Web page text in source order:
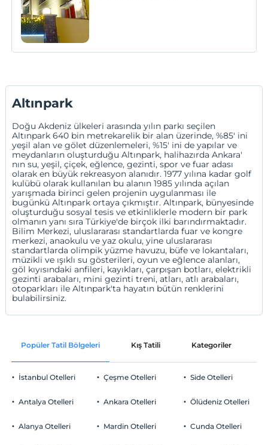
Altınpark
Doğu Akdeniz ülkeleri arasında yılın parkı seçilen
Altınpark 640 bin metrekarelik bir alan üzerinde, %85' ini
yeşil alan ve gölet düzenlemeleri, %15' ini de yapılar ve
meydanların oluşturduğu Altınpark, halihazırda Ankara'
nın su, yeşil, çiçek, eğlence, gezinti, spor ve fuar adası
olarak en büyük rekreasyon alanıdır. 1977 yılına kadar golf
kulübü olarak kullanılan bu alanın 1985 yılında açılan
yarışmada birinci gelen projenin uygulanması ile
bugünkü Altınpark ortaya çıkmıştır. Altınpark, bünyesinde
oluşturduğu sosyal tesis ve etkinliklerle modern bir park
olmanın yanı sıra Türkiye'de birçok ilki barındırmaktadır.
Bilim Merkezi, uluslararası standartlarda fuar ve kongre
merkezi, anaokulu ve yaz okulu, yine uluslararası
standartlarda olimpik yüzme havuzu, büfe ve lokantaları,
müzikli ve ışıklı su gösterileri, oyun ve eğlence alanları,
göl kıyısındaki anfileri, kayıkları, çarpışan botları, elektrikli
gezinti arabaları, mini gezinti treni, atları, atlı arabaları,
otoparkları ile Altınpark'ta hayatın bütün renklerini
bulabilirsiniz.
Popüler Tatil Bölgeleri Kış Tatili Kategoriler
İstanbul Otelleri
Antalya Otelleri
Alanya Otelleri
Çeşme Otelleri
Ankara Otelleri
Mardin Otelleri
Side Otelleri
Ölüdeniz Otelleri
Cunda Otelleri